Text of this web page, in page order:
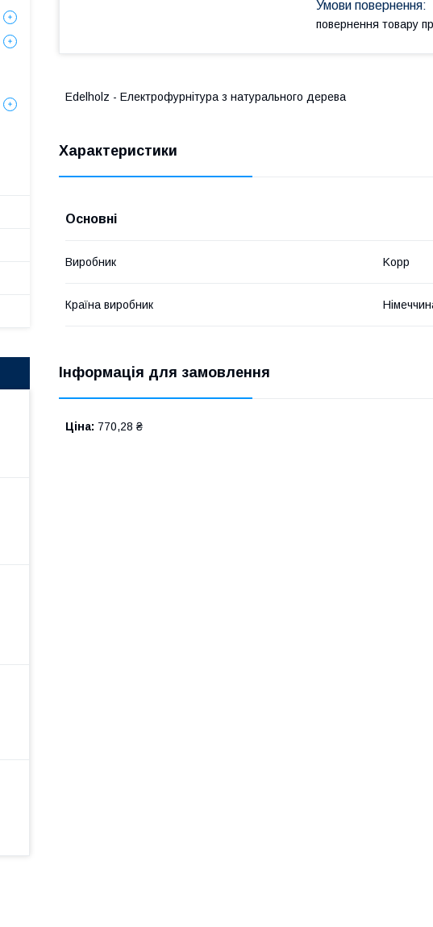
повернення товару
Edelholz - Електрофурнітура з натурального дерева
Характеристики
Основні
Виробник Kopp
Країна виробник
Інформація для замовлення
Ціна: 770,28 ₴